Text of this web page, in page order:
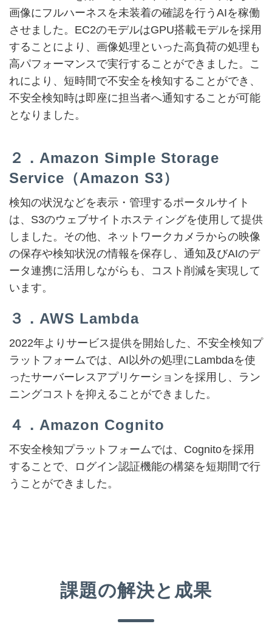
画像にフルハーネスを未装着の確認を行うAIを稼働
させました。EC2のモデルはGPU搭載モデルを採用
することにより、画像処理といった高負荷の処理も
高パフォーマンスで実行することができました。こ
れにより、短時間で不安全を検知することができ、
不安全検知時は即座に担当者へ通知することが可能
となりました。
２．Amazon Simple Storage
Service（Amazon S3）
検知の状況などを表示・管理するポータルサイト
は、S3のウェブサイトホスティングを使用して提供
しました。その他、ネットワークカメラからの映像
の保存や検知状況の情報を保存し、通知及びAIのデ
ータ連携に活用しながらも、コスト削減を実現して
います。
３．AWS Lambda
2022年よりサービス提供を開始した、不安全検知プ
ラットフォームでは、AI以外の処理にLambdaを使
ったサーバーレスアプリケーションを採用し、ラン
ニングコストを抑えることができました。
４．Amazon Cognito
不安全検知プラットフォームでは、Cognitoを採用
することで、ログイン認証機能の構築を短期間で行
うことができました。
課題の解決と成果